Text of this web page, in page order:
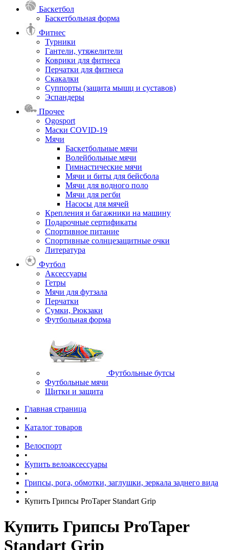
Баскетбол
Баскетбольная форма
Фитнес
Турники
Гантели, утяжелители
Коврики для фитнеса
Перчатки для фитнеса
Скакалки
Суппорты (защита мышц и суставов)
Эспандеры
Прочее
Ogosport
Маски COVID-19
Мячи
Баскетбольные мячи
Волейбольные мячи
Гимнастические мячи
Мячи и биты для бейсбола
Мячи для водного поло
Мячи для регби
Насосы для мячей
Крепления и багажники на машину
Подарочные сертификаты
Спортивное питание
Спортивные солнцезащитные очки
Литература
Футбол
Аксессуары
Гетры
Мячи для футзала
Перчатки
Сумки, Рюкзаки
Футбольная форма
Футбольные бутсы
Футбольные мячи
Щитки и защита
Главная страница
•
Каталог товаров
•
Велоспорт
•
Купить велоаксессуары
•
Грипсы, рога, обмотки, заглушки, зеркала заднего вида
•
Купить Грипсы ProTaper Standart Grip
Купить Грипсы ProTaper
Standart Grip